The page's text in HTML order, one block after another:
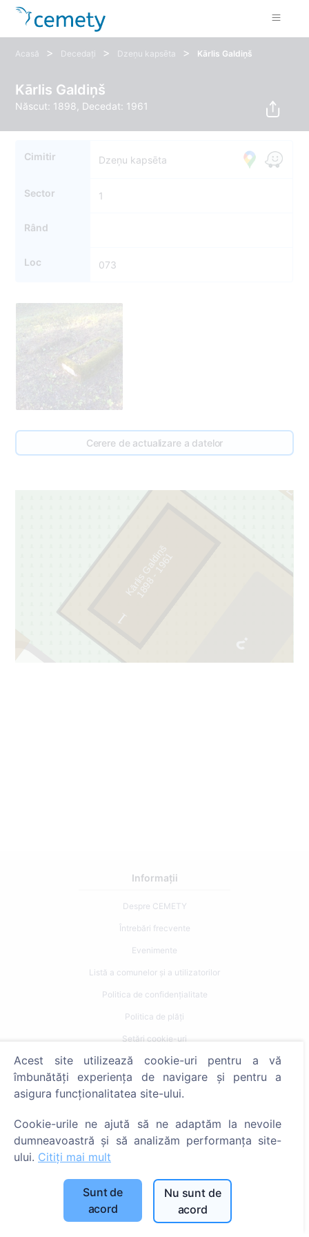
Acasă > Decedați > Dzeņu kapsēta > Kārlis Galdiņš
Kārlis Galdiņš
Născut: 1898, Decedat: 1961
Cimitir Dzeņu kapsēta
Sector 1
Rând
Loc 073
Cerere de actualizare a datelor
47
1
Kārlis Galdiņš
1
8
9
8
-
1
9
6
1
Informații
Despre CEMETY
Întrebări frecvente
Evenimente
Listă a comunelor și a utilizatorilor
Politica de confidențialitate
Politica de plăți
Setări cookie-uri
Caută
Caută decedați
Caută cimitire
Servicii
Contacte
SIA "CEMETY", LV40103618951
Acest site utilizează cookie-uri pentru a vă
îmbunătăți experiența de navigare și pentru a
asigura funcționalitatea site-ului.
Cookie-urile ne ajută să ne adaptăm la nevoile
dumneavoastră și să analizăm performanța site-
ului. Citiți mai mult
Sunt de
acord
Nu sunt de
acord